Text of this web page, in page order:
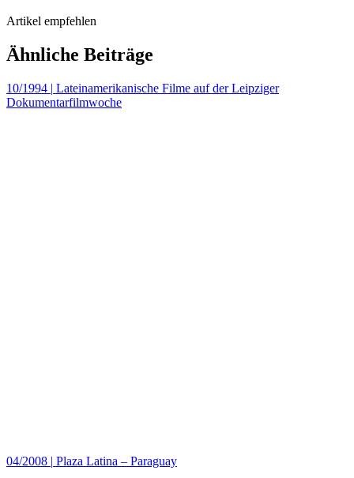
Artikel empfehlen
Ähnliche Beiträge
10/1994 | Lateinamerikanische Filme auf der Leipziger
Dokumentarfilmwoche
04/2008 | Plaza Latina – Paraguay